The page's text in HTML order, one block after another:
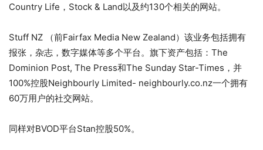
Country Life，Stock & Land以及约130个相关的网站。
Stuff NZ （前Fairfax Media New Zealand）该业务包括拥有
报张，杂志，数字媒体等多个平台。旗下资产包括：The
Dominion Post, The Press和The Sunday Star-Times，并
100%控股Neighbourly Limited- neighbourly.co.nz一个拥有
60万用户的社交网站。
同样对BVOD平台Stan控股50%。